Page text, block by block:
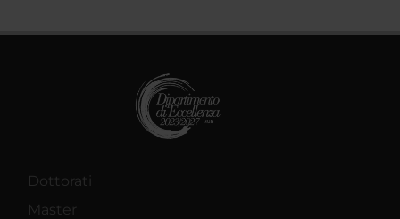
Dottorati
Master